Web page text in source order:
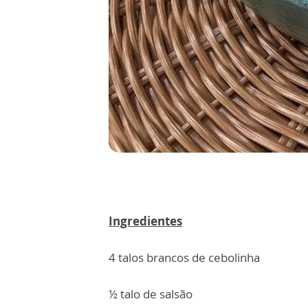
Ingredientes
4 talos brancos de cebolinha
½ talo de salsão